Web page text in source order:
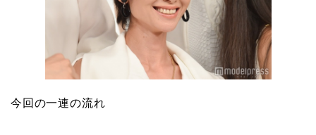
今回の一連の流れ